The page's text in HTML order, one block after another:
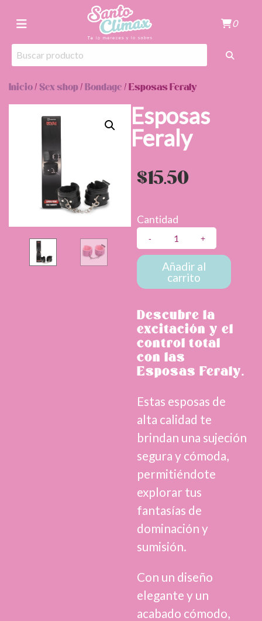
0
Inicio/Sex shop/Bondage/ Esposas Feraly
Esposas
Feraly
$15.50
Cantidad
Feraly
cantidadAñadir al
carrito
Descubre la
excitación y el
control total
con las
Esposas Feraly.
Estas esposas de
alta calidad te
brindan una sujeción
segura y cómoda,
permitiéndote
explorar tus
fantasías de
dominación y
sumisión.
Con un diseño
elegante y un
acabado cómodo,